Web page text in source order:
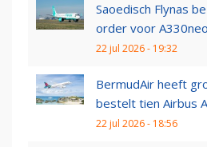
Saoedisch Flynas
order voor A330neo
22 jul 2026 - 19:32
BermudAir heeft
bestelt tien Airbus
22 jul 2026 - 18:56